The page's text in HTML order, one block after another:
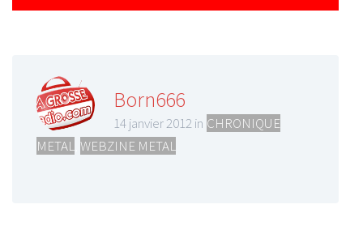
Born666
14 janvier 2012 in CHRONIQUE
METAL WEBZINE METAL